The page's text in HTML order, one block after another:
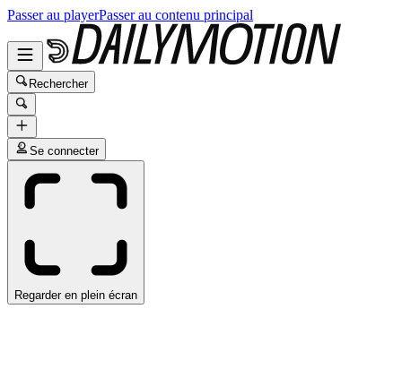
Passer au playerPasser au contenu principal
Rechercher
Se connecter
Regarder en plein écran